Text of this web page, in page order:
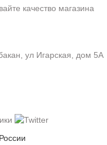
ул Игарская, дом 5А